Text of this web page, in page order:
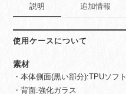
ス
印
刷
Pro
用)
個
説明 追加情報
使用ケースについて
素材
・本体側面(黒い部分):TPUソフト
・背面:強化ガラス